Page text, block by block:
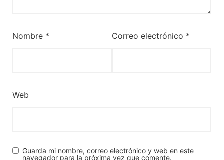
Nombre * Correo electrónico *
Web
Guarda mi nombre, correo electrónico y web en este
navegador para la próxima vez que comente.